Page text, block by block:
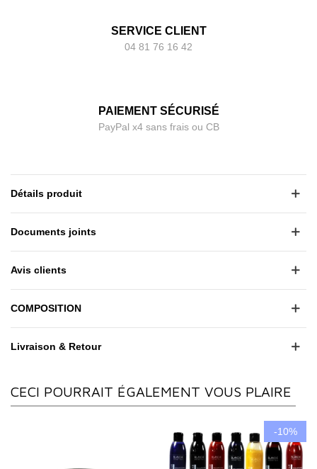
SERVICE CLIENT
04 81 76 16 42
PAIEMENT SÉCURISÉ
PayPal x4 sans frais ou CB
Détails produit
Documents joints
Avis clients
COMPOSITION
Livraison & Retour
CECI POURRAIT ÉGALEMENT VOUS PLAIRE
-10%